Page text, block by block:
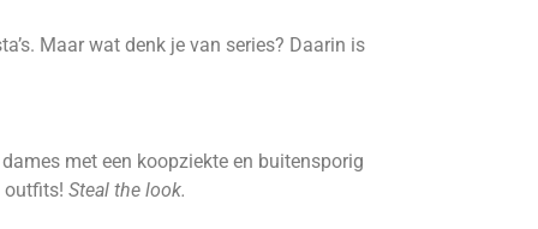
Maar wat denk je van series? Daarin is
met een koopziekte en buitensporig
outfits! Steal the look.